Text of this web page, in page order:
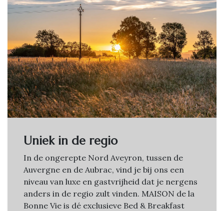
Uniek in de regio
In de ongerepte Nord Aveyron, tussen de
Auvergne en de Aubrac, vind je bij ons een
niveau van luxe en gastvrijheid dat je nergens
anders in de regio zult vinden. MAISON de la
Bonne Vie is dé exclusieve Bed & Breakfast